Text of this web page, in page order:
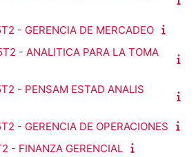
- GERENCIA DE MERCADEO
- ANALITICA PARA LA TOMA
- PENSAM ESTAD ANALIS
- GERENCIA DE OPERACIONES
- FINANZA GERENCIAL